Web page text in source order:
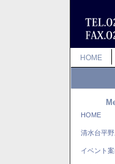
HOME
HOME
清水台平
イベント案